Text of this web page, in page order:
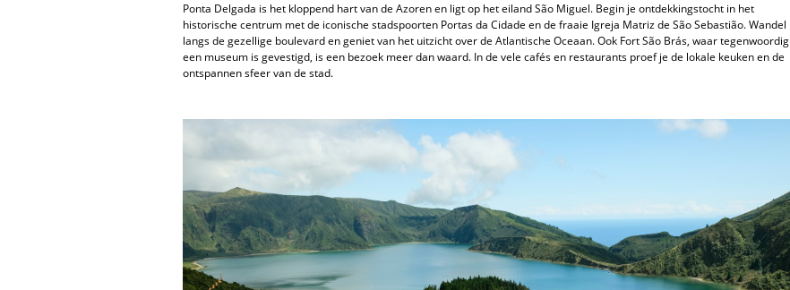
Ponta Delgada is het kloppend hart van de Azoren en ligt op het eiland São Miguel. Begin je ontdekkingstocht in het
historische centrum met de iconische stadspoorten Portas da Cidade en de fraaie Igreja Matriz de São Sebastião. Wandel
langs de gezellige boulevard en geniet van het uitzicht over de Atlantische Oceaan. Ook Fort São Brás, waar tegenwoordig
een museum is gevestigd, is een bezoek meer dan waard. In de vele cafés en restaurants proef je de lokale keuken en de
ontspannen sfeer van de stad.